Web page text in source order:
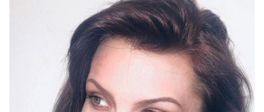
niektórych znaków zodiaku potrafią kłamać jak z
nut. Lepiej nie wierzyć im na słowo.Znaki zodiaku
podobno motywują nasze działania. Niektóre z
nich krętactwo mają już w naturze i niewiele będą
umiały z tym zrobić. Mając wiedzę, o ich znaku
zodiaku, możemy być bardziej ostrożni i mniej
łatwowierni. Sprawdźcie, na które zodiaki lepiej